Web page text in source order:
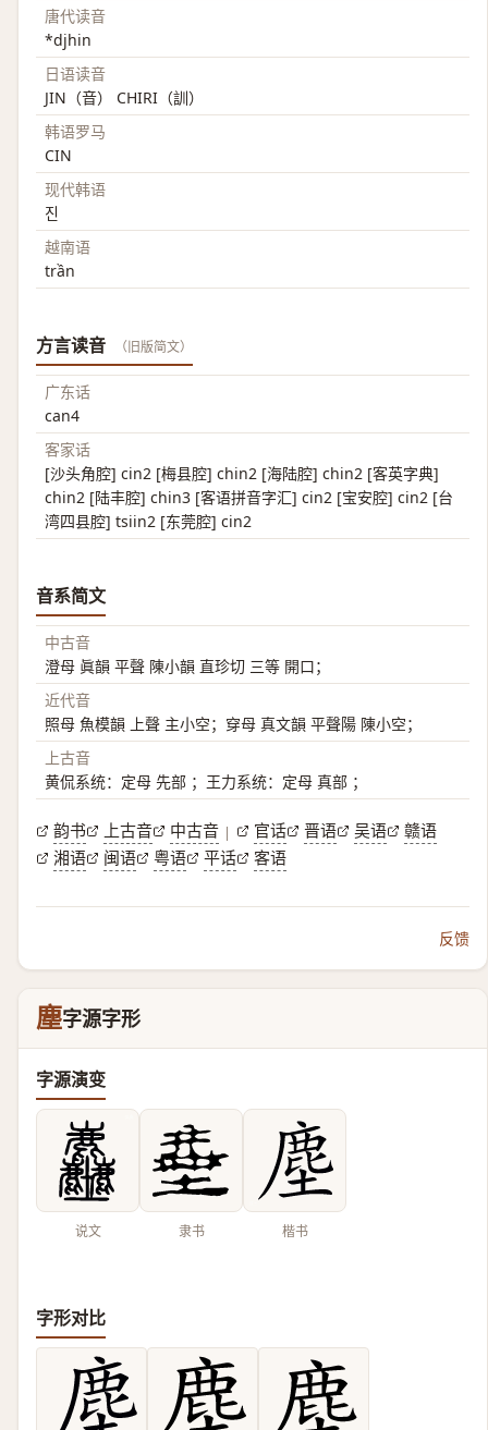
唐代读音
*djhin
日语读音
JIN（音） CHIRI（訓）
韩语罗马
CIN
现代韩语
진
越南语
trần
方言读音 （旧版简文）
广东话
can4
客家话
[沙头角腔] cin2 [梅县腔] chin2 [海陆腔] chin2 [客英字典]
chin2 [陆丰腔] chin3 [客语拼音字汇] cin2 [宝安腔] cin2 [台
湾四县腔] tsiin2 [东莞腔] cin2
音系简文
中古音
澄母 眞韻 平聲 陳小韻 直珍切 三等 開口；
近代音
照母 魚模韻 上聲 主小空；穿母 真文韻 平聲陽 陳小空；
上古音
黄侃系统：定母 先部 ；王力系统：定母 真部 ；
韵书 上古音 中古音 | 官话 晋语 吴语
赣语
湘语
闽语 粤语 平话 客语
反馈
塵字源字形
字源演变
说文 隶书 楷书
字形对比